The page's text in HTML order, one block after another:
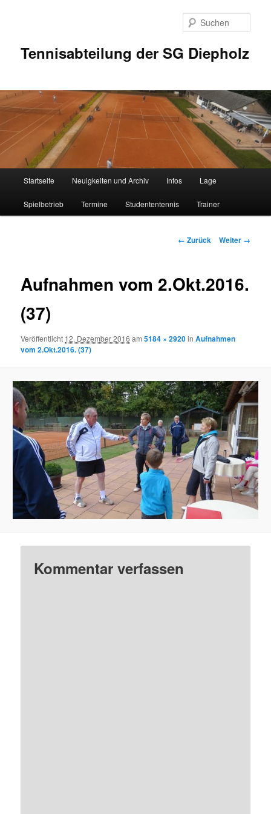
Tennisabteilung der SG Diepholz
Startseite Neuigkeiten und Archiv Infos Lage
Spielbetrieb Termine Studententennis Trainer
Bilder-
← Zurück Weiter →
Aufnahmen vom 2.Okt.2016.
(37)
Veröffentlicht 12. Dezember 2016 am5184 × 2920inAufnahmen
vom 2.Okt.2016. (37)
Kommentar verfassen